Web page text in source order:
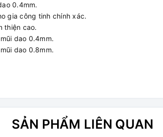
0.4mm.
gia công tinh chính xác.
thiện cao.
dao 0.4mm.
dao 0.8mm.
SẢN PHẨM LIÊN QUAN